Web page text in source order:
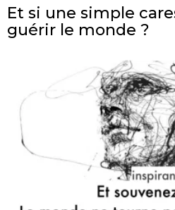
Et si une simple
guérir le monde ?